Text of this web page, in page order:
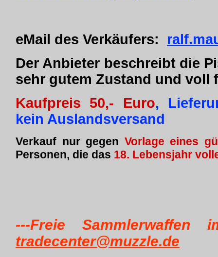
eMail des Verkäufers:
Der Anbieter beschreibt die
sehr gutem Zustand und voll
Kaufpreis 50,- Euro,
kein Auslandsversand
Verkauf nur gegen Vorlage eines
Personen, die das 18. Lebensjahr
---Freie
tradecenter@muzzle.de